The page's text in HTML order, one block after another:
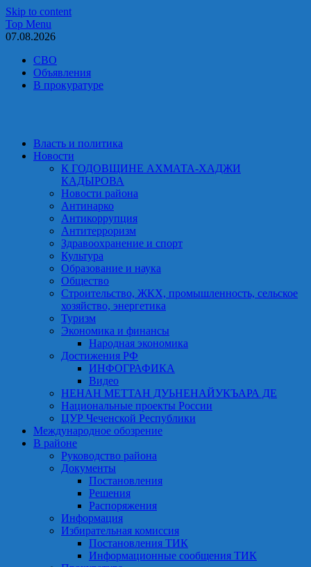
Skip to content
Top Menu
07.08.2026
СВО
Объявления
В прокуратуре
Власть и политика
Новости
К ГОДОВЩИНЕ АХМАТА-ХАДЖИ
КАДЫРОВА
Новости района
Антинарко
Антикоррупция
Антитерроризм
Здравоохранение и спорт
Культура
Образование и наука
Общество
Строительство, ЖКХ, промышленность, сельское
хозяйство, энергетика
Туризм
Экономика и финансы
Народная экономика
Достижения РФ
ИНФОГРАФИКА
Видео
НЕНАН МЕТТАН ДУЬНЕНАЙУКЪАРА ДЕ
Национальные проекты России
ЦУР Чеченской Республики
Международное обозрение
В районе
Руководство района
Документы
Постановления
Решения
Распоряжения
Информация
Избирательная комиссия
Постановления ТИК
Информационные сообщения ТИК